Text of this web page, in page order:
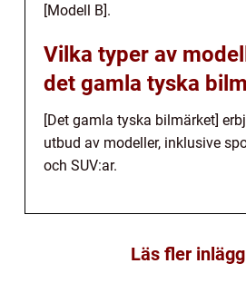
[Modell B].
Vilka typer av
det gamla tyska
[Det gamla tyska bilmärket]
utbud av modeller, inklusive
och SUV:ar.
Läs fler